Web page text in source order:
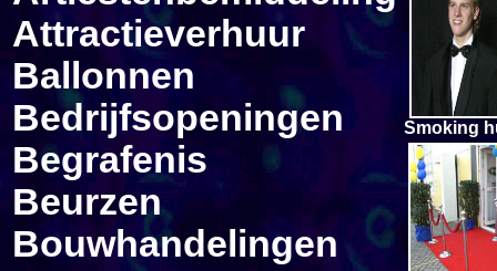
Attractieverhuur
Ballonnen
Bedrijfsopeningen
Begrafenis
Beurzen
Bouwhandelingen
Smoking